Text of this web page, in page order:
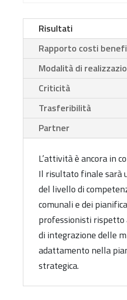
Risultati
Rapporto costi
Modalità di
Criticità
Trasferibilità
Partner
L’attività è ancora in
Il risultato finale sarà
del livello di
comunali e dei
professionisti rispetto
di integrazione delle
adattamento nella
strategica.